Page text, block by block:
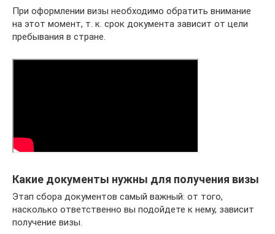
При оформлении визы необходимо обратить внимание
на этот момент, т. к. срок документа зависит от цели
пребывания в стране.
Какие документы нужны для получения визы
Этап сбора документов самый важный: от того,
насколько ответственно вы подойдете к нему, зависит
получение визы.